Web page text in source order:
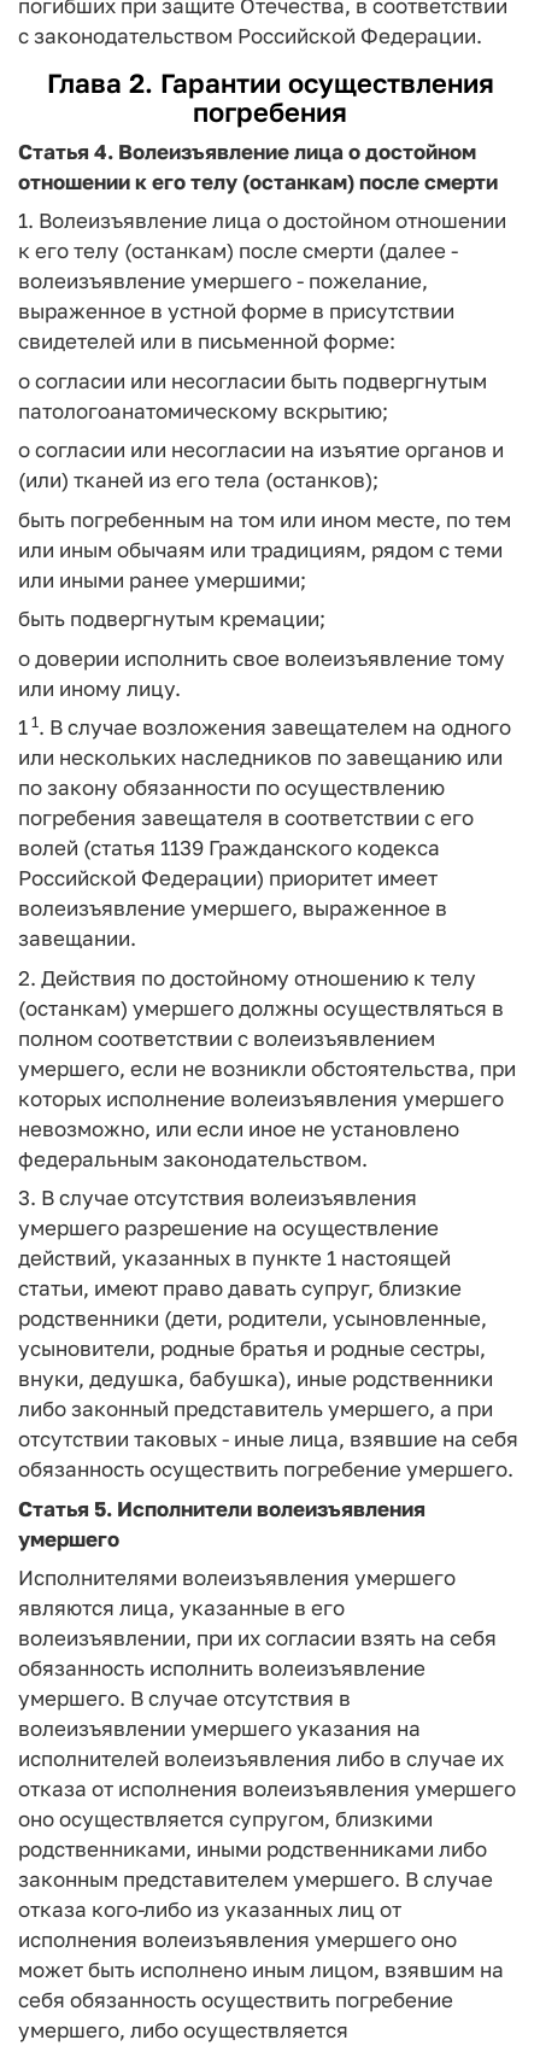
погибших при защите Отечества, в соответствии
с законодательством Российской Федерации.
Глава 2. Гарантии осуществления
погребения
Статья 4. Волеизъявление лица о достойном
отношении к его телу (останкам) после смерти
1. Волеизъявление лица о достойном отношении
к его телу (останкам) после смерти (далее -
волеизъявление умершего - пожелание,
выраженное в устной форме в присутствии
свидетелей или в письменной форме:
о согласии или несогласии быть подвергнутым
патологоанатомическому вскрытию;
о согласии или несогласии на изъятие органов и
(или) тканей из его тела (останков);
быть погребенным на том или ином месте, по тем
или иным обычаям или традициям, рядом с теми
или иными ранее умершими;
быть подвергнутым кремации;
о доверии исполнить свое волеизъявление тому
или иному лицу.
1 1 . В случае возложения завещателем на одного
или нескольких наследников по завещанию или
по закону обязанности по осуществлению
погребения завещателя в соответствии с его
волей (статья 1139 Гражданского кодекса
Российской Федерации) приоритет имеет
волеизъявление умершего, выраженное в
завещании.
2. Действия по достойному отношению к телу
(останкам) умершего должны осуществляться в
полном соответствии с волеизъявлением
умершего, если не возникли обстоятельства, при
которых исполнение волеизъявления умершего
невозможно, или если иное не установлено
федеральным законодательством.
3. В случае отсутствия волеизъявления
умершего разрешение на осуществление
действий, указанных в пункте 1 настоящей
статьи, имеют право давать супруг, близкие
родственники (дети, родители, усыновленные,
усыновители, родные братья и родные сестры,
внуки, дедушка, бабушка), иные родственники
либо законный представитель умершего, а при
отсутствии таковых - иные лица, взявшие на себя
обязанность осуществить погребение умершего.
Статья 5. Исполнители волеизъявления
умершего
Исполнителями волеизъявления умершего
являются лица, указанные в его
волеизъявлении, при их согласии взять на себя
обязанность исполнить волеизъявление
умершего. В случае отсутствия в
волеизъявлении умершего указания на
исполнителей волеизъявления либо в случае их
отказа от исполнения волеизъявления умершего
оно осуществляется супругом, близкими
родственниками, иными родственниками либо
законным представителем умершего. В случае
отказа кого-либо из указанных лиц от
исполнения волеизъявления умершего оно
может быть исполнено иным лицом, взявшим на
себя обязанность осуществить погребение
умершего, либо осуществляется